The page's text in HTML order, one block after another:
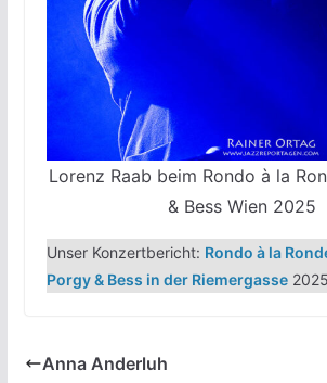
Lorenz Raab beim Rondo à la
& Bess Wien 2025
Unser Konzertbericht: Rondo à la
Porgy & Bess in der Riemergasse2025
Anna Anderluh